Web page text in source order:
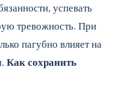
успевать
тревожность. При
пагубно влияет на
Как сохранить